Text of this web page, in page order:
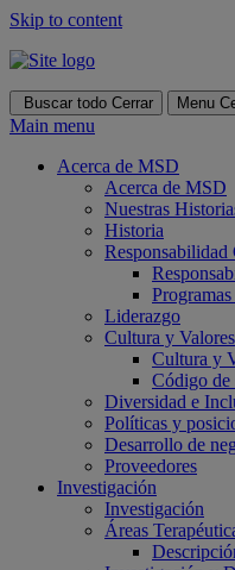
Skip to content
Buscar todo Cerrar Menu
Main menu
Acerca de MSD
Acerca de MSD
Nuestras
Historia
Responsabilidad
Liderazgo
Cultura y Valores
Cultura y
Código de
Diversidad e
Políticas y
Desarrollo de
Proveedores
Investigación
Investigación
Áreas